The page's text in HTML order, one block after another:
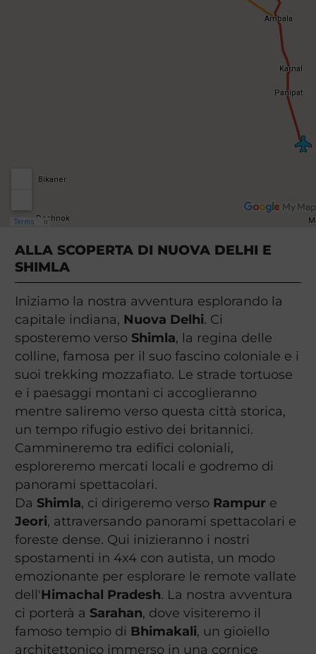
ALLA SCOPERTA DI NUOVA DELHI E
SHIMLA
Iniziamo la nostra avventura esplorando la
capitale indiana, Nuova Delhi. Ci
sposteremo verso Shimla, la regina delle
colline, famosa per il suo fascino coloniale e i
suoi trekking mozzafiato. Le strade tortuose
e i paesaggi montani ci accoglieranno
mentre saliremo verso questa città storica,
un tempo rifugio estivo dei britannici.
Cammineremo tra edifici coloniali,
esploreremo mercati locali e godremo di
panorami spettacolari.
Da Shimla, ci dirigeremo verso Rampur e
Jeori, attraversando panorami spettacolari e
foreste dense. Qui inizieranno i nostri
spostamenti in 4x4 con autista, un modo
emozionante per esplorare le remote vallate
dell'Himachal Pradesh. La nostra avventura
ci porterà a Sarahan, dove visiteremo il
famoso tempio di Bhimakali, un gioiello
architettonico immerso in una cornice